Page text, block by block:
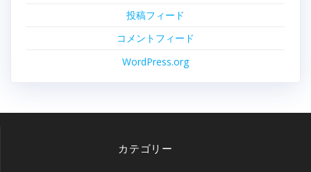
投稿フィード
コメントフィード
WordPress.org
カテゴリー